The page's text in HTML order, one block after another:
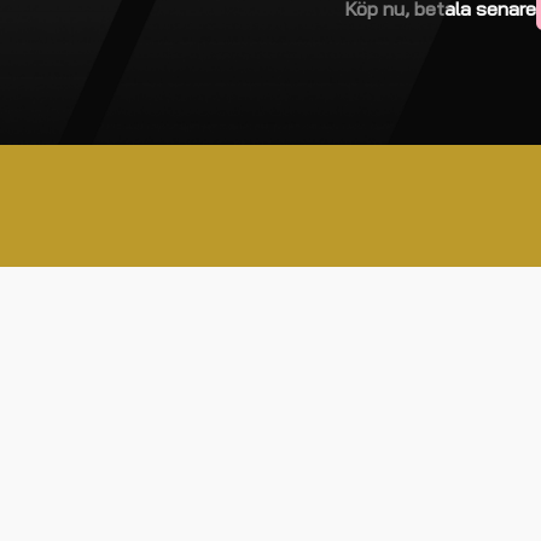
Köp nu, betala senare